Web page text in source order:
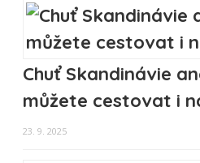
Chuť Skandinávie
můžete cestovat i
23. 9. 2025